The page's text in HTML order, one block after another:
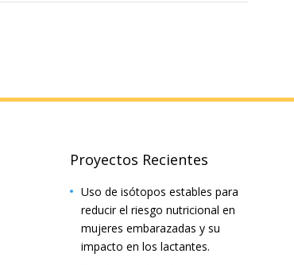
Proyectos Recientes
Uso de isótopos estables para
reducir el riesgo nutricional en
mujeres embarazadas y su
impacto en los lactantes.